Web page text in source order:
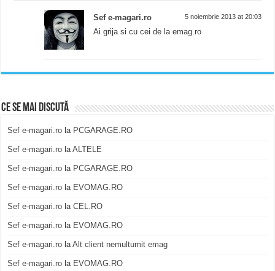
Sef e-magari.ro 5 noiembrie 2013 at 20:03
Ai grija si cu cei de la emag.ro
Ce se mai discută
Sef e-magari.ro la PCGARAGE.RO
Sef e-magari.ro laALTELE
Sef e-magari.ro la PCGARAGE.RO
Sef e-magari.ro la EVOMAG.RO
Sef e-magari.ro laCEL.RO
Sef e-magari.ro la EVOMAG.RO
Sef e-magari.ro laAlt client nemultumit emag
Sef e-magari.ro la EVOMAG.RO